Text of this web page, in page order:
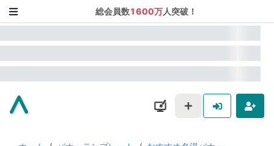
総会員数1600万人突破！